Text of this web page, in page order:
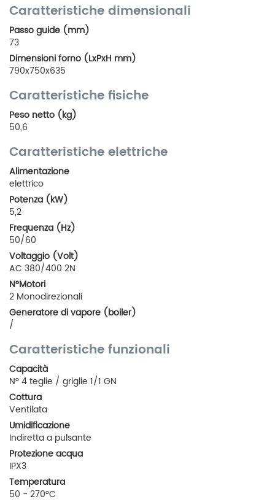
Caratteristiche dimensionali
Passo guide (mm)
73
Dimensioni forno (LxPxH mm)
790x750x635
Caratteristiche fisiche
Peso netto (kg)
50,6
Caratteristiche elettriche
Alimentazione
elettrico
Potenza (kW)
5,2
Frequenza (Hz)
50/60
Voltaggio (Volt)
AC 380/400 2N
N°Motori
2 Monodirezionali
Generatore di vapore (boiler)
/
Caratteristiche funzionali
Capacità
N° 4 teglie / griglie 1/1 GN
Cottura
Ventilata
Umidificazione
Indiretta a pulsante
Protezione acqua
IPX3
Temperatura
50 - 270°C